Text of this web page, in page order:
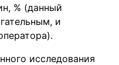
% (данный
и
исследования